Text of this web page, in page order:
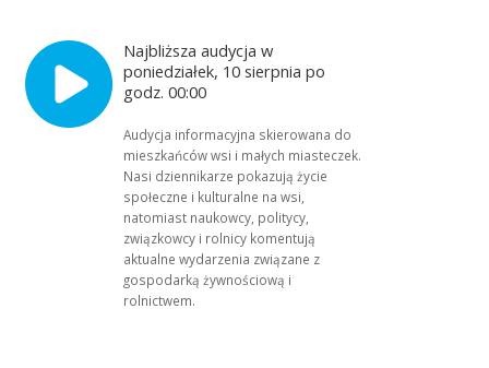
Najbliższa audycja w
poniedziałek, 10 sierpnia po
godz. 00:00
Audycja informacyjna skierowana do
mieszkańców wsi i małych miasteczek.
Nasi dziennikarze pokazują życie
społeczne i kulturalne na wsi,
natomiast naukowcy, politycy,
związkowcy i rolnicy komentują
aktualne wydarzenia związane z
gospodarką żywnościową i
rolnictwem.